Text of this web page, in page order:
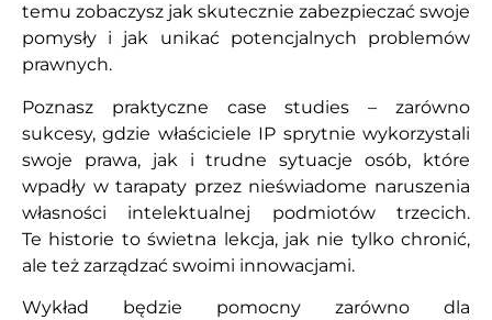
temu zobaczysz jak skutecznie zabezpieczać swoje
pomysły i jak unikać potencjalnych problemów
prawnych.
Poznasz praktyczne case studies – zarówno
sukcesy, gdzie właściciele IP sprytnie wykorzystali
swoje prawa, jak i trudne sytuacje osób, które
wpadły w tarapaty przez nieświadome naruszenia
własności intelektualnej podmiotów trzecich.
Te historie to świetna lekcja, jak nie tylko chronić,
ale też zarządzać swoimi innowacjami.
Wykład będzie pomocny zarówno dla